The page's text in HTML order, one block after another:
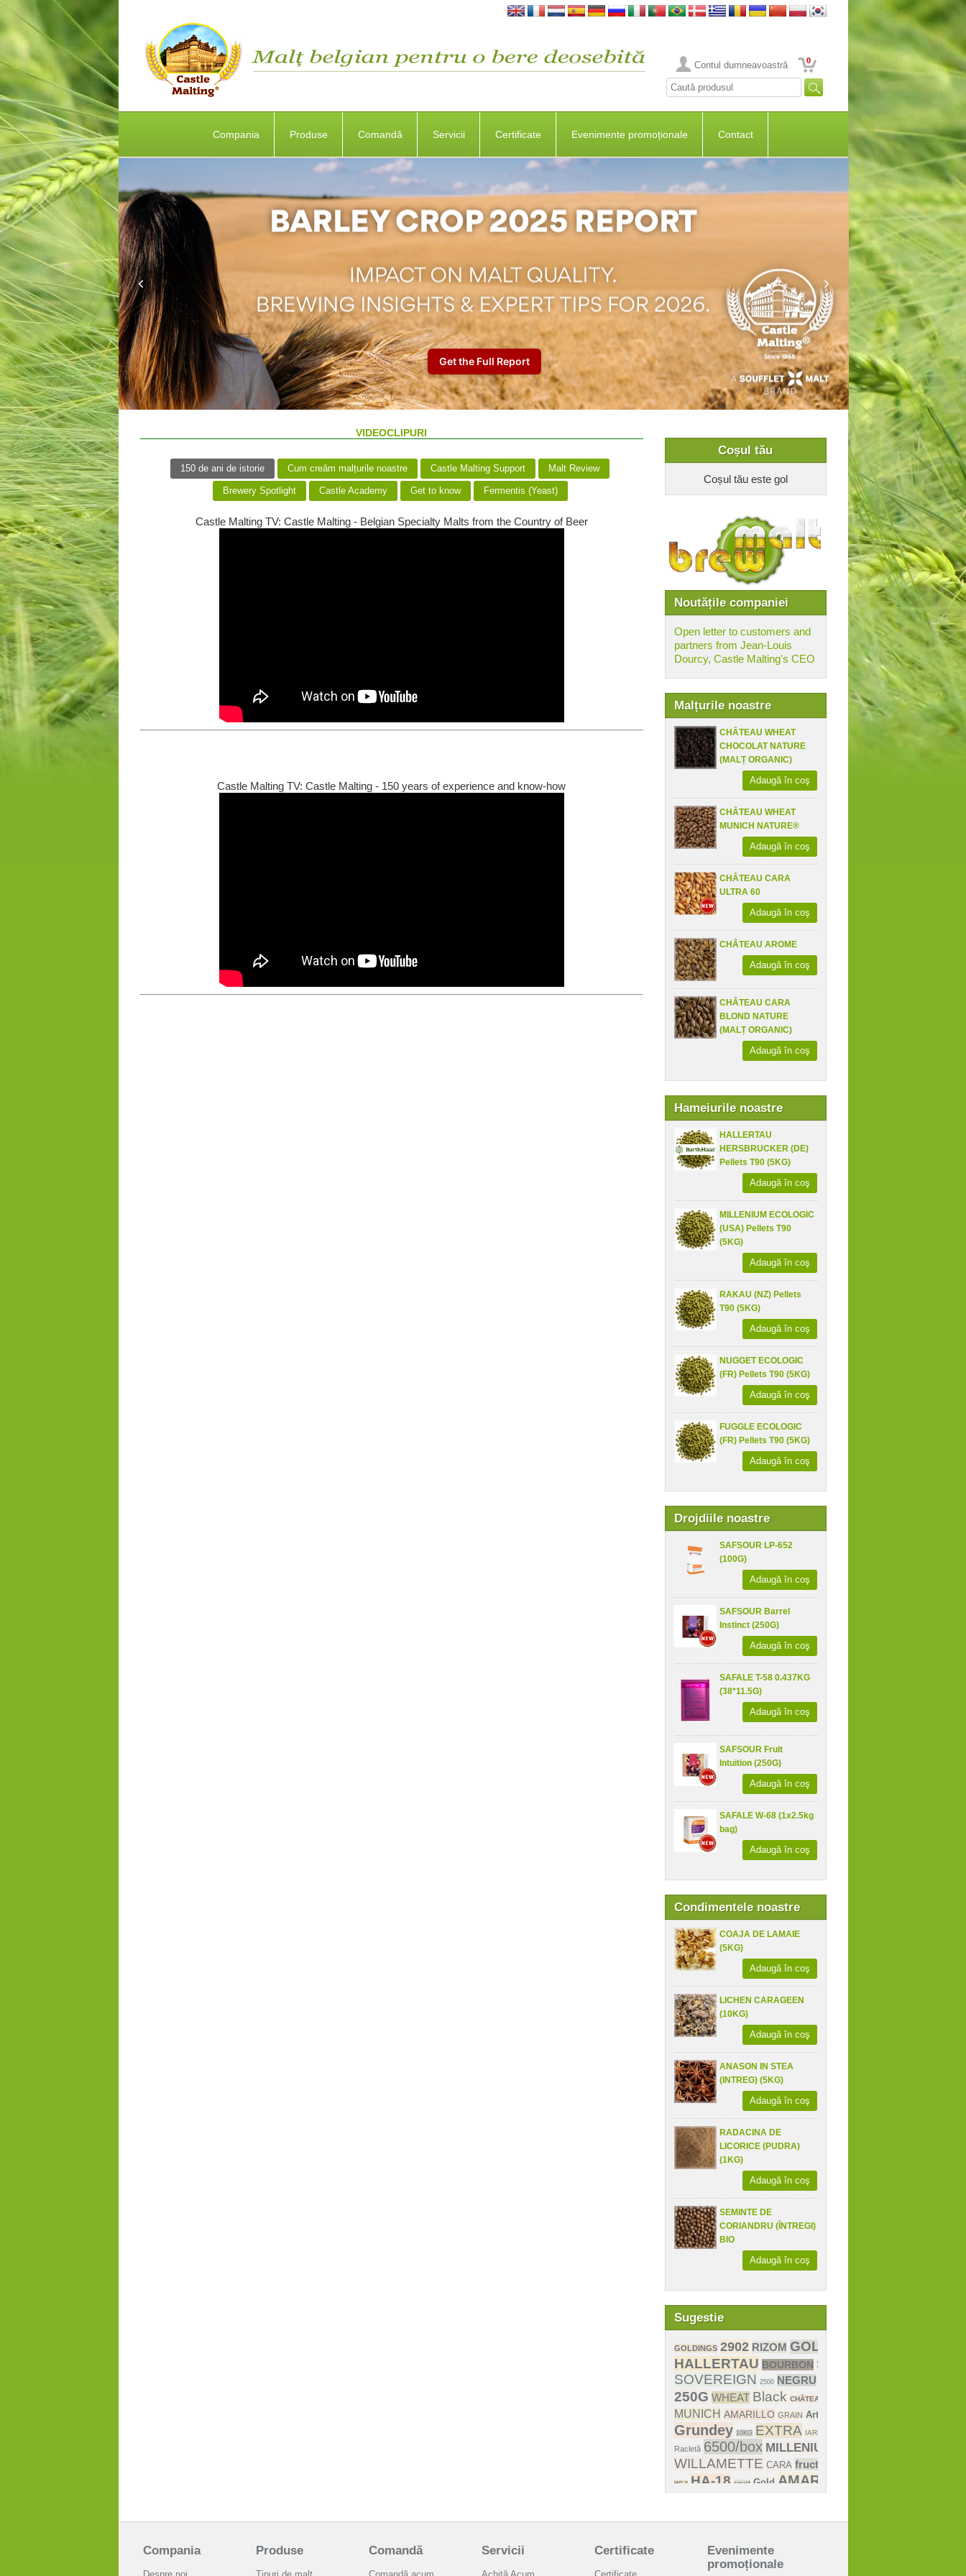
Contul dumneavoastră 0
Compania Produse Comandă Servicii Certificate Evenimente promoționale Contact
Coșul tău
Coșul tău este gol
Noutățile companiei
Open letter to customers and
partners from Jean-Louis
Dourcy, Castle Malting's CEO
Malțurile noastre
CHÂTEAU WHEAT
CHOCOLAT NATURE
(MALȚ ORGANIC)
Adaugă în coş
CHÂTEAU WHEAT
MUNICH NATURE®
Adaugă în coş
CHÂTEAU CARA
ULTRA 60
Adaugă în coş
CHÂTEAU AROME
Adaugă în coş
CHÂTEAU CARA
BLOND NATURE
(MALȚ ORGANIC)
Adaugă în coş
Hameiurile noastre
HALLERTAU
HERSBRUCKER (DE)
Pellets T90 (5KG)
Adaugă în coş
MILLENIUM ECOLOGIC
(USA) Pellets T90
(5KG)
Adaugă în coş
RAKAU (NZ) Pellets
T90 (5KG)
Adaugă în coş
NUGGET ECOLOGIC
(FR) Pellets T90 (5KG)
Adaugă în coş
FUGGLE ECOLOGIC
(FR) Pellets T90 (5KG)
Adaugă în coş
Drojdiile noastre
SAFSOUR LP-652
(100G)
Adaugă în coş
SAFSOUR Barrel
Instinct (250G)
Adaugă în coş
SAFALE T-58 0.437KG
(38*11.5G)
Adaugă în coş
SAFSOUR Fruit
Intuition (250G)
Adaugă în coş
SAFALE W-68 (1x2.5kg
bag)
Adaugă în coş
Condimentele noastre
COAJA DE LAMAIE
(5KG)
Adaugă în coş
LICHEN CARAGEEN
(10KG)
Adaugă în coş
ANASON IN STEA
(INTREG) (5KG)
Adaugă în coş
RADACINA DE
LICORICE (PUDRA)
(1KG)
Adaugă în coş
SEMINTE DE
CORIANDRU (ÎNTREGI)
BIO
Adaugă în coş
Sugestie
VIDEOCLIPURI
150 de ani de istorie Cum creăm malțurile noastre Castle Malting Support Malt Review
Brewery Spotlight Castle Academy Get to know Fermentis (Yeast)
Castle Malting TV: Castle Malting - Belgian Specialty Malts from the Country of Beer
Castle Malting TV: Castle Malting - 150 years of experience and know-how
Compania Produse Comandă Servicii Certificate
Evenimente
promoționale